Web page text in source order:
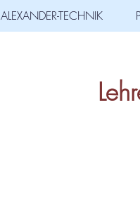
ALEXANDER-TECHNIK